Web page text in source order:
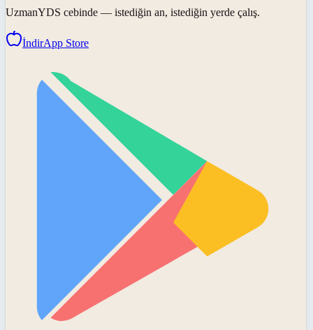
UzmanYDS cebinde — istediğin an, istediğin yerde çalış.
İndirApp Store